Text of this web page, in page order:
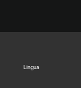
Lingua